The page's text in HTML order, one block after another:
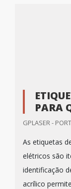
PARA
GPLASER -
As etiquetas
elétricos são
identificação
acrílico